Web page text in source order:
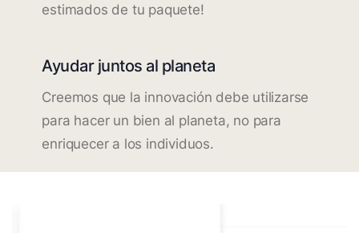
estimados de tu paquete!
Ayudar juntos al planeta
Creemos que la innovación debe utilizarse
para hacer un bien al planeta, no para
enriquecer a los individuos.